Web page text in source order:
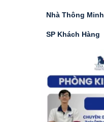
Nhà Thông Minh
SP Khách Hàng